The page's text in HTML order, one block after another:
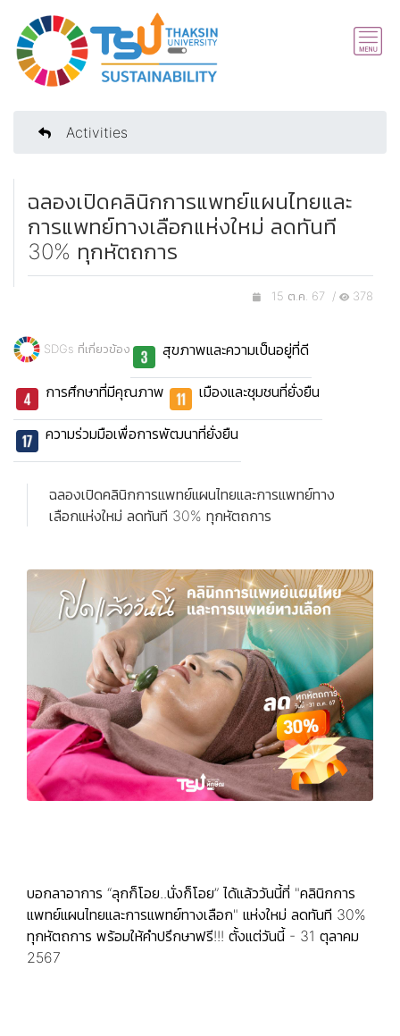
Activities
ฉลองเปิดคลินิกการแพทย์แผนไทยและ
การแพทย์ทางเลือกแห่งใหม่ ลดทันที
30% ทุกหัตถการ
15 ต.ค. 67 / 378
SDGs ที่เกี่ยวข้อง สุขภาพและความเป็นอยู่ที่ดี
การศึกษาที่มีคุณภาพ เมืองและชุมชนที่ยั่งยืน
ความร่วมมือเพื่อการพัฒนาที่ยั่งยืน
ฉลองเปิดคลินิกการแพทย์แผนไทยและการแพทย์ทาง
เลือกแห่งใหม่ ลดทันที 30% ทุกหัตถการ
บอกลาอาการ “ลุกก็โอย..นั่งก็โอย” ได้แล้ววันนี้ที่ "คลินิกการ
แพทย์แผนไทยและการแพทย์ทางเลือก" แห่งใหม่ ลดทันที 30%
ทุกหัตถการ พร้อมให้คำปรึกษาฟรี!!! ตั้งแต่วันนี้ - 31 ตุลาคม
2567